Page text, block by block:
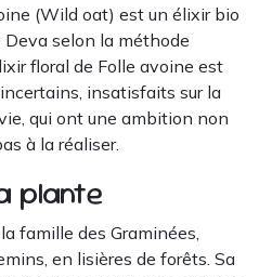
(Wild oat) est un élixir bio
selon la méthode
floral de Folle avoine est
insatisfaits sur la
qui ont une ambition non
à la réaliser.
plante
famille des Graminées,
en lisières de forêts. Sa